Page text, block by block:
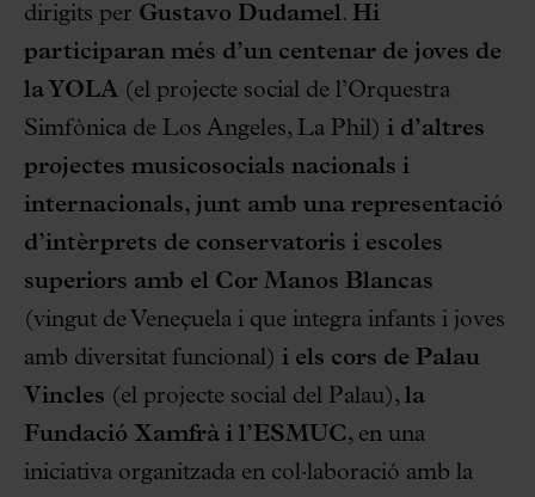
dirigits per Gustavo Dudamel. Hi
participaran més d’un centenar de joves de
la YOLA (el projecte social de l’Orquestra
Simfònica de Los Angeles, La Phil) i d’altres
projectes musicosocials nacionals i
internacionals, junt amb una representació
d’intèrprets de conservatoris i escoles
superiors amb el Cor Manos Blancas
(vingut de Veneçuela i que integra infants i joves
amb diversitat funcional) i els cors de Palau
Vincles (el projecte social del Palau), la
Fundació Xamfrà i l’ESMUC, en una
iniciativa organitzada en col·laboració amb la